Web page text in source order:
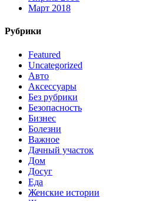
Март 2018
Рубрики
Featured
Uncategorized
Авто
Аксессуары
Без рубрики
Безопасность
Бизнес
Болезни
Важное
Дачный участок
Дом
Досуг
Еда
Женские истории